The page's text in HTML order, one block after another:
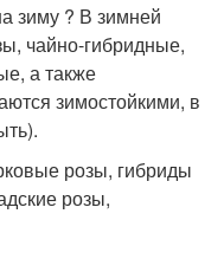
зиму ? В зимней
чайно-гибридные,
а также
зимостойкими, в
розы, гибриды
розы,